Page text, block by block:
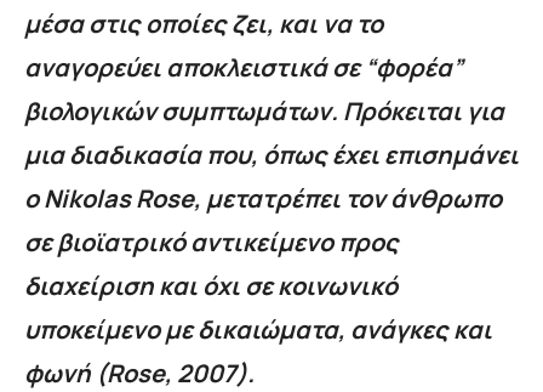
μέσα στις οποίες ζει, και να το
αναγορεύει αποκλειστικά σε “φορέα”
βιολογικών συμπτωμάτων. Πρόκειται για
μια διαδικασία που, όπως έχει επισημάνει
οNikolasRose, μετατρέπει τον άνθρωπο
σε βιοϊατρικό αντικείμενο προς
διαχείριση και όχι σε κοινωνικό
υποκείμενο με δικαιώματα, ανάγκες και
φωνή (Rose, 2007).